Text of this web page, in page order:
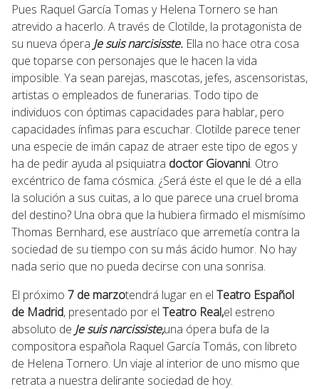
Pues Raquel García Tomas y Helena Tornero se han
atrevido a hacerlo. A través de Clotilde, la protagonista de
su nueva ópera Je suis narcisisste. Ella no hace otra cosa
que toparse con personajes que le hacen la vida
imposible. Ya sean parejas, mascotas, jefes, ascensoristas,
artistas o empleados de funerarias. Todo tipo de
individuos con óptimas capacidades para hablar, pero
capacidades ínfimas para escuchar. Clotilde parece tener
una especie de imán capaz de atraer este tipo de egos y
ha de pedir ayuda al psiquiatra doctor Giovanni. Otro
excéntrico de fama cósmica. ¿Será éste el que le dé a ella
la solución a sus cuitas, a lo que parece una cruel broma
del destino? Una obra que la hubiera firmado el mismísimo
Thomas Bernhard, ese austríaco que arremetía contra la
sociedad de su tiempo con su más ácido humor. No hay
nada serio que no pueda decirse con una sonrisa.
El próximo 7 de marzotendrá lugar en el Teatro Español
de Madrid, presentado por el Teatro Real,el estreno
absoluto de Je suis narcissiste,una ópera bufa de la
compositora española Raquel García Tomás, con libreto
de Helena Tornero. Un viaje al interior de uno mismo que
retrata a nuestra delirante sociedad de hoy.